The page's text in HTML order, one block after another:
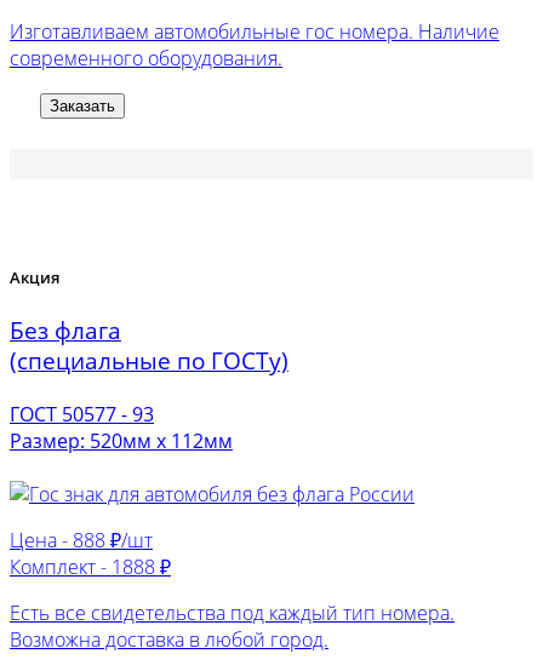
Изготавливаем автомобильные гос номера. Наличие
современного оборудования.
Заказать
Акция
Без флага
(специальные по ГОСТу)
ГОСТ 50577 - 93
Размер: 520мм х 112мм
Цена - 888 ₽/шт
Комплект - 1888 ₽
Есть все свидетельства под каждый тип номера.
Возможна доставка в любой город.